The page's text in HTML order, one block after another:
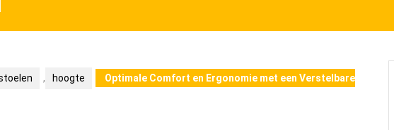
, hoogte Optimale Comfort en Ergonomie met een Verstelbare